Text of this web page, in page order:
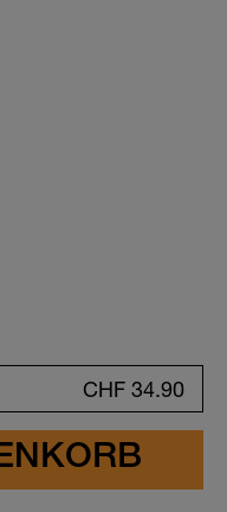
CHF 34.90